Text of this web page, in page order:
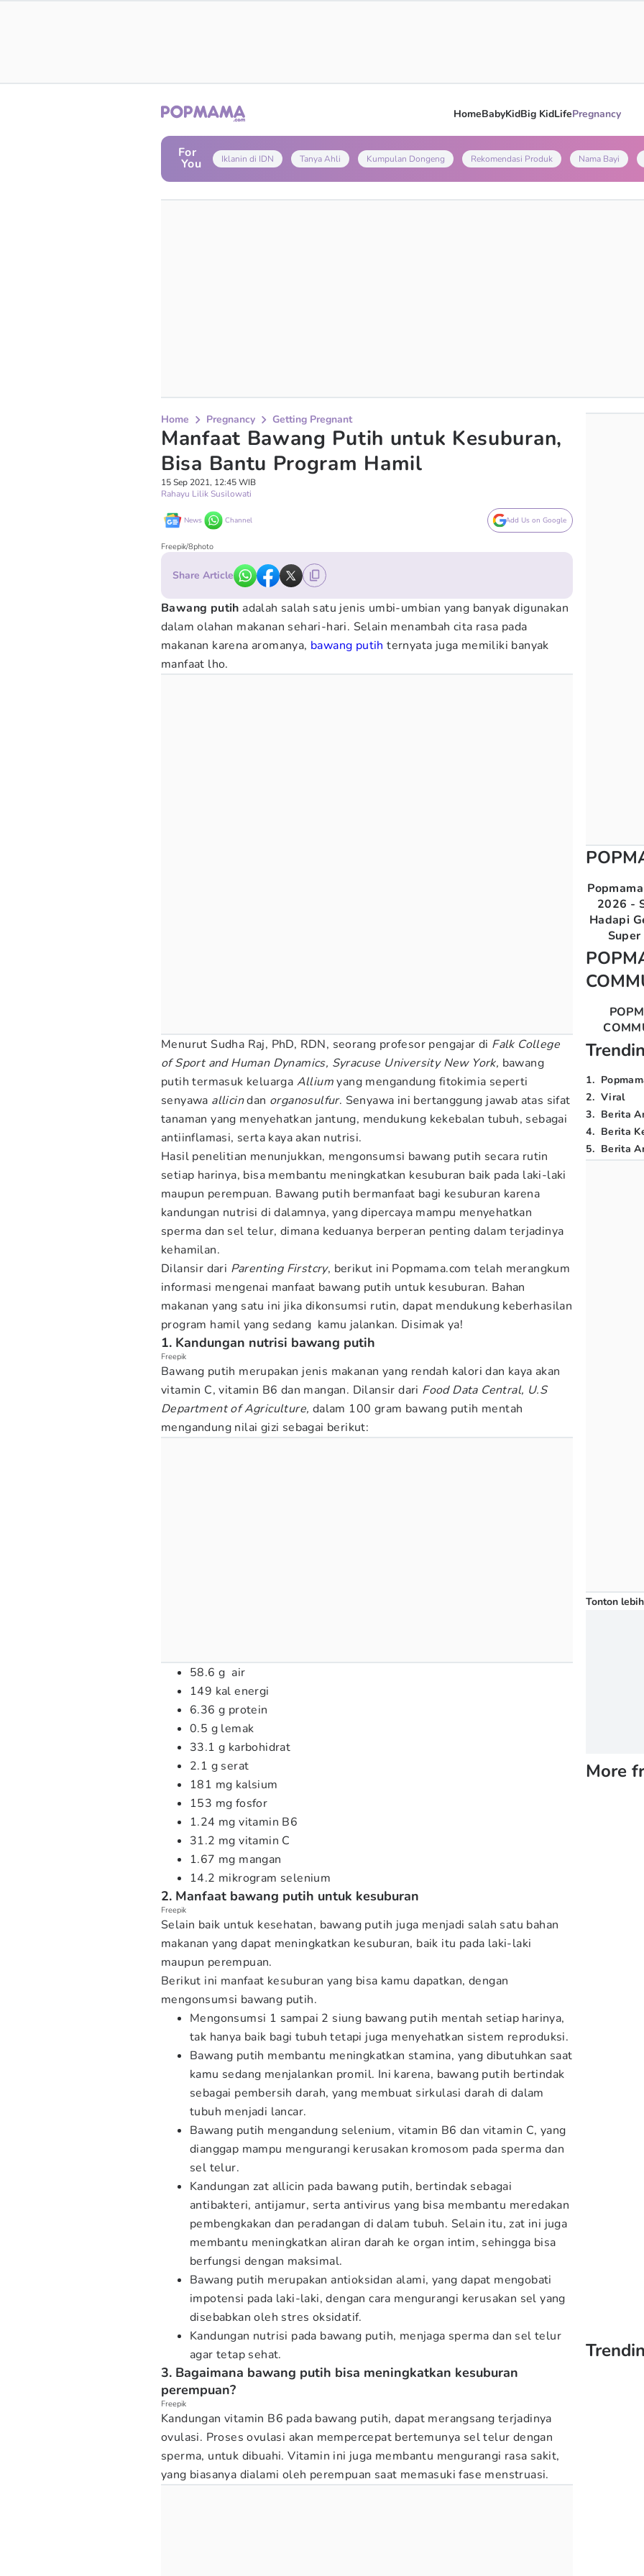
HomeBabyKidBig KidLifePregnancy
For
You Iklanin di IDN Tanya Ahli Kumpulan Dongeng Rekomendasi Produk Nama Bayi
Home Pregnancy Getting Pregnant
Manfaat Bawang Putih untuk Kesuburan,
Bisa Bantu Program Hamil
15 Sep 2021, 12:45 WIB
Rahayu Lilik Susilowati
News Channel Add Us on Google
Freepik/8photo
Share Article
Bawang putih adalah salah satu jenis umbi-umbian yang banyak digunakan
dalam olahan makanan sehari-hari. Selain menambah cita rasa pada
makanan karena aromanya, bawang putih ternyata juga memiliki banyak
manfaat lho.
Menurut Sudha Raj, PhD, RDN, seorang profesor pengajar di Falk College
of Sport and Human Dynamics, Syracuse University New York, bawang
putih termasuk keluarga Alliumyang mengandung fitokimia seperti
senyawa allicindan organosulfur. Senyawa ini bertanggung jawab atas sifat
tanaman yang menyehatkan jantung, mendukung kekebalan tubuh, sebagai
antiinflamasi, serta kaya akan nutrisi.
Hasil penelitian menunjukkan, mengonsumsi bawang putih secara rutin
setiap harinya, bisa membantu meningkatkan kesuburan baik pada laki-laki
maupun perempuan. Bawang putih bermanfaat bagi kesuburan karena
kandungan nutrisi di dalamnya, yang dipercaya mampu menyehatkan
sperma dan sel telur, dimana keduanya berperan penting dalam terjadinya
kehamilan.
Dilansir dari Parenting Firstcry, berikut ini Popmama.com telah merangkum
informasi mengenai manfaat bawang putih untuk kesuburan. Bahan
makanan yang satu ini jika dikonsumsi rutin, dapat mendukung keberhasilan
program hamil yang sedang kamu jalankan. Disimak ya!
1. Kandungan nutrisi bawang putih
Freepik
Bawang putih merupakan jenis makanan yang rendah kalori dan kaya akan
vitamin C, vitamin B6 dan mangan. Dilansir dari Food Data Central, U.S
Department of Agriculture, dalam 100 gram bawang putih mentah
mengandung nilai gizi sebagai berikut:
58.6 g air
149 kal energi
6.36 g protein
0.5 g lemak
33.1 g karbohidrat
2.1 g serat
181 mg kalsium
153 mg fosfor
1.24 mg vitamin B6
31.2 mg vitamin C
1.67 mg mangan
14.2 mikrogram selenium
2. Manfaat bawang putih untuk kesuburan
Freepik
Selain baik untuk kesehatan, bawang putih juga menjadi salah satu bahan
makanan yang dapat meningkatkan kesuburan, baik itu pada laki-laki
maupun perempuan.
Berikut ini manfaat kesuburan yang bisa kamu dapatkan, dengan
mengonsumsi bawang putih.
Mengonsumsi 1 sampai 2 siung bawang putih mentah setiap harinya,
tak hanya baik bagi tubuh tetapi juga menyehatkan sistem reproduksi.
Bawang putih membantu meningkatkan stamina, yang dibutuhkan saat
kamu sedang menjalankan promil. Ini karena, bawang putih bertindak
sebagai pembersih darah, yang membuat sirkulasi darah di dalam
tubuh menjadi lancar.
Bawang putih mengandung selenium, vitamin B6 dan vitamin C, yang
dianggap mampu mengurangi kerusakan kromosom pada sperma dan
sel telur.
Kandungan zat allicin pada bawang putih, bertindak sebagai
antibakteri, antijamur, serta antivirus yang bisa membantu meredakan
pembengkakan dan peradangan di dalam tubuh. Selain itu, zat ini juga
membantu meningkatkan aliran darah ke organ intim, sehingga bisa
berfungsi dengan maksimal.
Bawang putih merupakan antioksidan alami, yang dapat mengobati
impotensi pada laki-laki, dengan cara mengurangi kerusakan sel yang
disebabkan oleh stres oksidatif.
Kandungan nutrisi pada bawang putih, menjaga sperma dan sel telur
agar tetap sehat.
3. Bagaimana bawang putih bisa meningkatkan kesuburan
perempuan?
Freepik
Kandungan vitamin B6 pada bawang putih, dapat merangsang terjadinya
ovulasi. Proses ovulasi akan mempercepat bertemunya sel telur dengan
sperma, untuk dibuahi. Vitamin ini juga membantu mengurangi rasa sakit,
yang biasanya dialami oleh perempuan saat memasuki fase menstruasi.
2026 -
Hadapi
1.
2. Viral
3. Berita
4. Berita
5. Berita
Tonton
More